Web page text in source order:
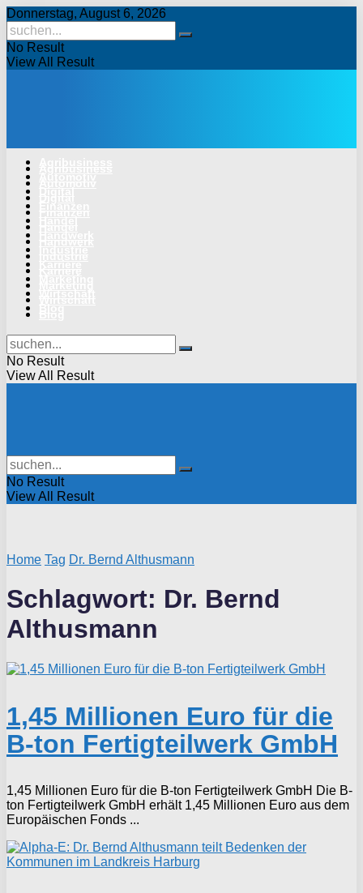
Donnerstag, August 6, 2026
No Result
View All Result
No Result
View All Result
No Result
View All Result
Home Tag Dr. Bernd Althusmann
Schlagwort: Dr. Bernd
Althusmann
1,45 Millionen Euro für die
B-ton Fertigteilwerk GmbH
1,45 Millionen Euro für die B-ton Fertigteilwerk GmbH Die B-
ton Fertigteilwerk GmbH erhält 1,45 Millionen Euro aus dem
Europäischen Fonds ...